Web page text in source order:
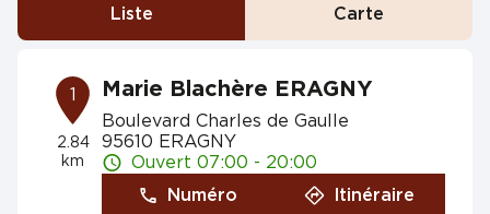
Liste Carte
1
2.84
km
Marie Blachère ERAGNY
Boulevard Charles de Gaulle
95610 ERAGNY
Ouvert 07:00 - 20:00
Numéro
Itinéraire